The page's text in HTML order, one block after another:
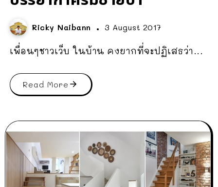
Ricky Naibann 3 August 2017
เพื่อนๆชาวเว็บ ในบ้าน คงยากที่จะปฏิเสธว่า...
Read More